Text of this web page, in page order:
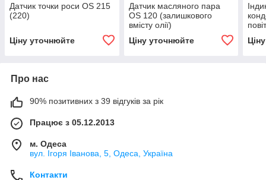
Датчик точки роси OS 215
(220)
Ціну уточнюйте
Датчик масляного пара
OS 120 (залишкового
вмісту олії)
Ціну уточнюйте
Про нас
90% позитивних з 39 відгуків за рік
Працює з 05.12.2013
м. Одеса
вул. Ігоря Іванова, 5, Одеса, Україна
Контакти